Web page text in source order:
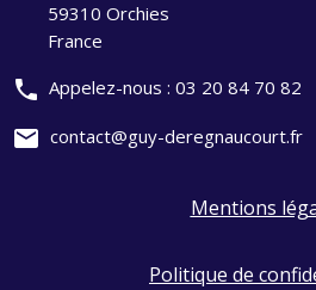
59310 Orchies
France
phone Appelez-nous : 03 20 84 70 82
mail contact@guy-deregnaucourt.fr
Mentions
Politique de